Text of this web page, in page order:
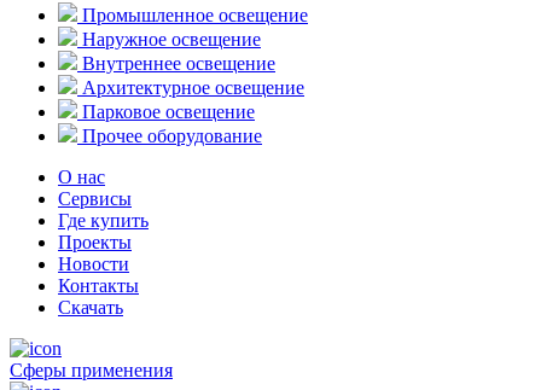
Промышленное освещение
Наружное освещение
Внутреннее освещение
Архитектурное освещение
Парковое освещение
Прочее оборудование
О нас
Сервисы
Где купить
Проекты
Новости
Контакты
Скачать
Сферы применения